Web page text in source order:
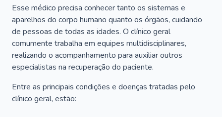
Esse médico precisa conhecer tanto os sistemas e
aparelhos do corpo humano quanto os órgãos, cuidando
de pessoas de todas as idades. O clínico geral
comumente trabalha em equipes multidisciplinares,
realizando o acompanhamento para auxiliar outros
especialistas na recuperação do paciente.
Entre as principais condições e doenças tratadas pelo
clínico geral, estão: